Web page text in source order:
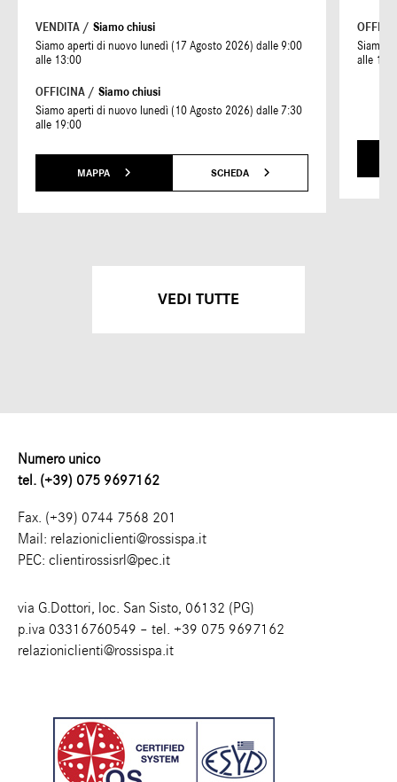
VENDITA / Siamo chiusi
Siamo aperti di nuovo lunedì (17 Agosto 2026) dalle 9:00
alle 13:00
OFFICINA / Siamo chiusi
Siamo aperti di nuovo lunedì (10 Agosto 2026) dalle 7:30
alle 19:00
MAPPA SCHEDA
Siamo
alle
VEDI TUTTE
Numero unico
tel. (+39) 075 9697162
Fax. (+39) 0744 7568 201
Mail: relazioniclienti@rossispa.it
PEC: clientirossisrl@pec.it
via G.Dottori, loc. San Sisto, 06132 (PG)
p.iva 03316760549 – tel. +39 075 9697162
relazioniclienti@rossispa.it